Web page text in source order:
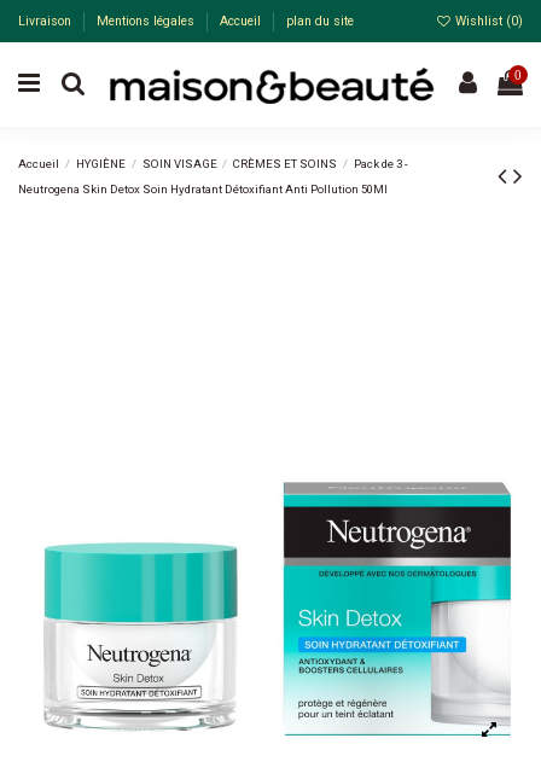
Livraison Mentions légales Accueil plan du site Wishlist (0)
0
Accueil HYGIÈNE SOIN VISAGE CRÈMES ET SOINS
Pack de 3 -
Neutrogena Skin Detox Soin Hydratant Détoxifiant Anti Pollution 50Ml